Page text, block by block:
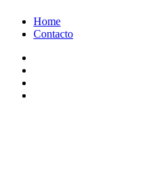
Home
Contacto